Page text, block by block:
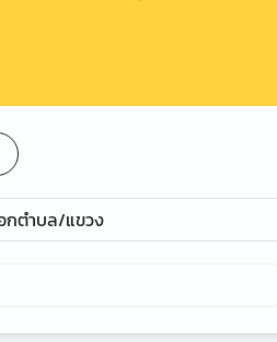
กตำบล/แขวง